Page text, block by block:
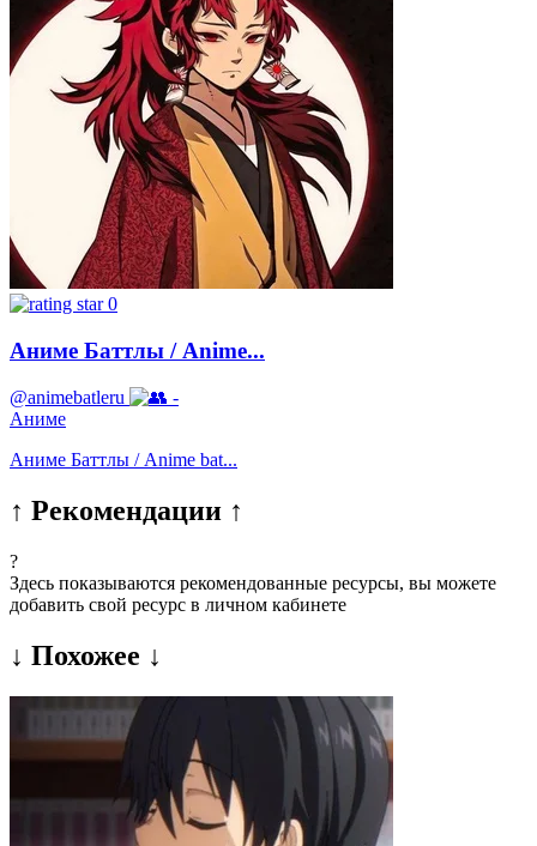
0
Аниме Баттлы / Anime...
@animebatleru
-
Аниме
Аниме Баттлы / Anime bat...
↑ Рекомендации ↑
?
Здесь показываются рекомендованные ресурсы, вы можете
добавить свой ресурс в личном кабинете
↓ Похожее ↓